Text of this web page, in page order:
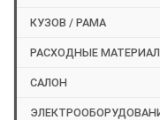
КУЗОВ / РАМА
РАСХОДНЫЕ
САЛОН